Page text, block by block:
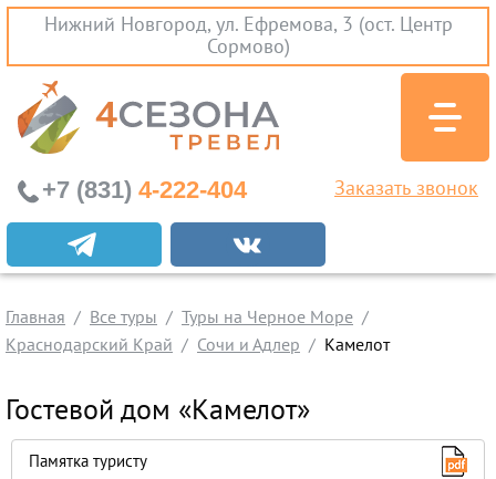
Нижний Новгород, ул. Ефремова, 3 (ост. Центр
Сормово)
Экскурсионные туры
Заграничные экскурсии
Туры на Черное Море
Краснодарский Край
Крым
Проезд без проживания
+7 (831) 4-222-404 Заказать звонок
Главная Все туры
Туры на Черное Море
Краснодарский Край
Сочи и Адлер Камелот
Гостевой дом «Камелот»
Памятка туристу